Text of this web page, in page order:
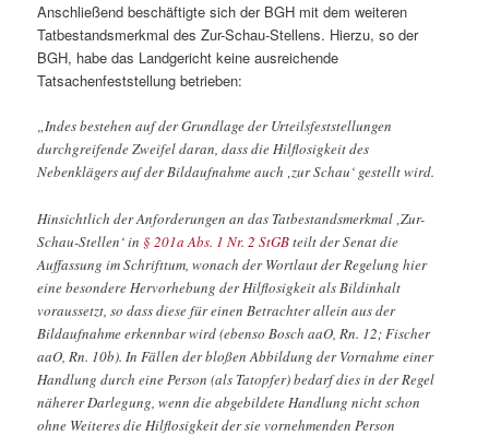
Anschließend beschäftigte sich der BGH mit dem weiteren
Tatbestandsmerkmal des Zur-Schau-Stellens. Hierzu, so der
BGH, habe das Landgericht keine ausreichende
Tatsachenfeststellung betrieben:
„Indes bestehen auf der Grundlage der Urteilsfeststellungen
durchgreifende Zweifel daran, dass die Hilflosigkeit des
Nebenklägers auf der Bildaufnahme auch ‚zur Schau‘ gestellt wird.
Hinsichtlich der Anforderungen an das Tatbestandsmerkmal ‚Zur-
Schau-Stellen‘ in § 201a Abs. 1 Nr. 2 StGBteilt der Senat die
Auffassung im Schrifttum, wonach der Wortlaut der Regelung hier
eine besondere Hervorhebung der Hilflosigkeit als Bildinhalt
voraussetzt, so dass diese für einen Betrachter allein aus der
Bildaufnahme erkennbar wird (ebenso Bosch aaO, Rn. 12; Fischer
aaO, Rn. 10b). In Fällen der bloßen Abbildung der Vornahme einer
Handlung durch eine Person (als Tatopfer) bedarf dies in der Regel
näherer Darlegung, wenn die abgebildete Handlung nicht schon
ohne Weiteres die Hilflosigkeit der sie vornehmenden Person